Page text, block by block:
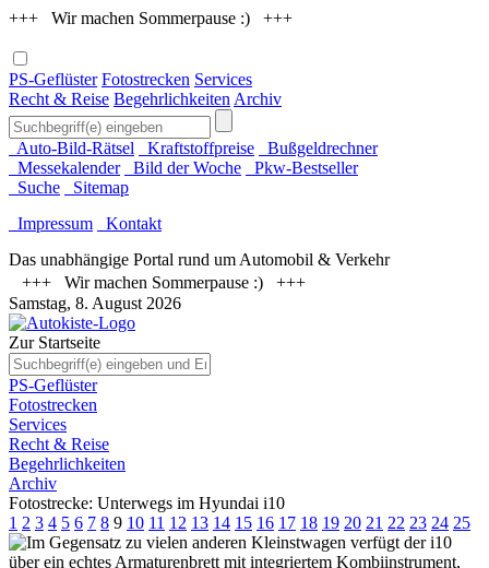
+++ Wir machen Sommerpause :) +++
PS-Geflüster Fotostrecken Services
Recht & Reise Begehrlichkeiten Archiv
Auto-Bild-Rätsel Kraftstoffpreise
Bußgeldrechner
Messekalender
Bild der Woche
Pkw-Bestseller
Suche
Sitemap
Impressum
Kontakt
Das unabhängige Portal rund um Automobil & Verkehr
+++ Wir machen Sommerpause :) +++
Samstag, 8. August 2026
Zur Startseite
PS-Geflüster
Fotostrecken
Services
Recht & Reise
Begehrlichkeiten
Archiv
Fotostrecke: Unterwegs im Hyundai i10
1 2 3 4 5 6 7 8 9 10 11 12 13 14 15 16 17 18 19 20 21 22 23 24 25